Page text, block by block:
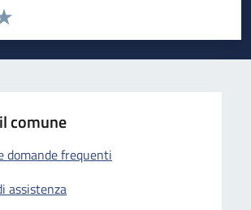
la pagina
5 stelle su 5
4 stelle su 5
su 5
su 5
5
comune
domande frequenti
assistenza